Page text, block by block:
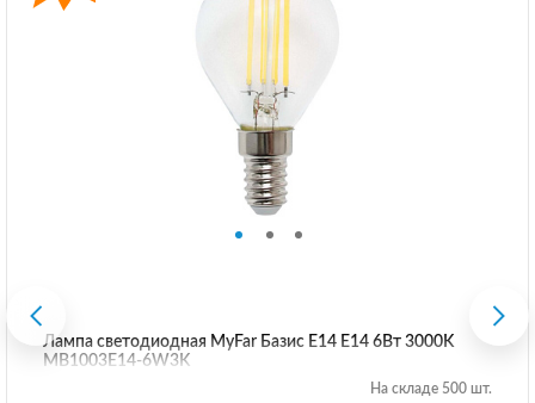
Лампа светодиодная MyFar Базис E14 E14 6Вт 3000K
MB1003E14-6W3K
На складе 500 шт.